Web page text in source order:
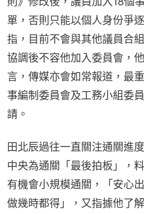
單，否則只能以個人身份爭
指，目前不會與其他議員合
協調後不容他加入委員會，
言，傳媒亦會如常報道，最
事編制委員會及工務小組委
請。
田北辰過往一直關注通關進
中央為通關「最後拍板」，
有機會小規模通關，「安心
做幾時都得」，又指據他了